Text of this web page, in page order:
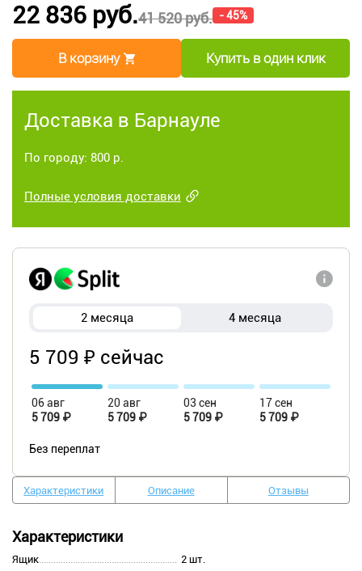
41 520 руб. - 45%
22 836 руб.
В корзину Купить в один клик
Доставка в Барнауле
По городу: 800 р.
Полные условия доставки
2 месяца 4 месяца
5 709 ₽ сейчас
06 авг
5 709 ₽
20 авг
5 709 ₽
03 сен
5 709 ₽
17 сен
5 709 ₽
Без переплат
Характеристики Описание Отзывы
Характеристики
Ящик
2 шт.